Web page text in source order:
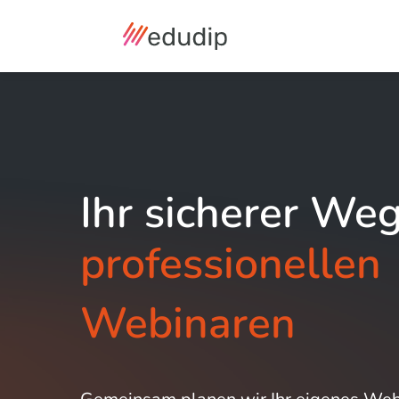
Ihr sicherer
professionellen
Webinaren